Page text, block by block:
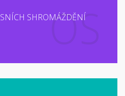
SHROMÁŽDĚNÍ